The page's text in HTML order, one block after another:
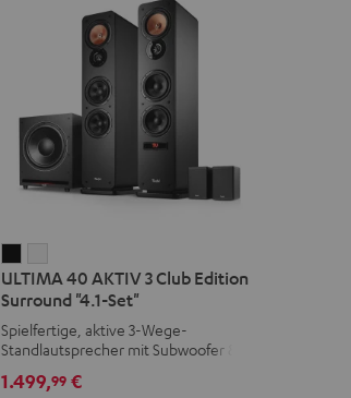
40
AKTIV
3
Club
Edition
40
AKTIV
3
Club
Edition
ULTIMA 40 AKTIV 3 Club Edition
Surround "4.1-Set"
Spielfertige, aktive 3-Wege-
Standlautsprecher mit Subwoofer &
1.499,99 €